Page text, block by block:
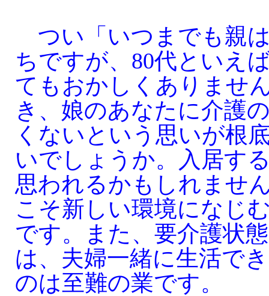
つい「いつまでも親
ちですが、80代といえ
てもおかしくありませ
き、娘のあなたに介護
くないという思いが根
いでしょうか。入居す
思われるかもしれませ
こそ新しい環境になじ
です。また、要介護状
は、夫婦一緒に生活で
のは至難の業です。